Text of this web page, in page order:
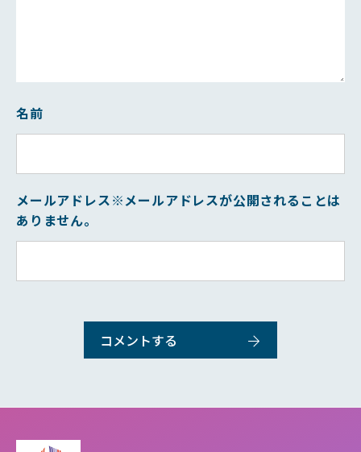
名前
メールアドレス※メールアドレスが公開されることは
ありません。